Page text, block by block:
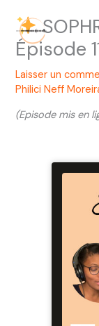
contenu
Épisode
Laisser un
Philici Neff
(Episode mis en